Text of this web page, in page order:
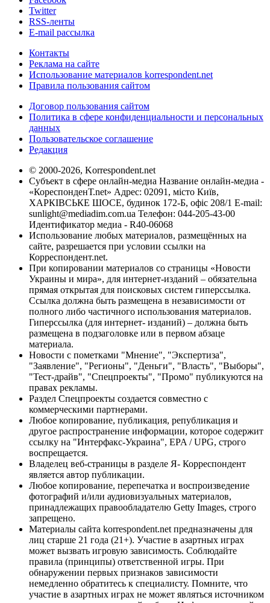
Twitter
RSS-ленты
E-mail рассылка
Контакты
Реклама на сайте
Использование материалов korrespondent.net
Правила пользования сайтом
Договор пользования сайтом
Политика в сфере конфиденциальности и персональных
данных
Пользовательское соглашение
Редакция
© 2000-2026, Korrespondent.net
Субъект в сфере онлайн-медиа Название онлайн-медиа -
«КореспонденТ.net» Адрес: 02091, місто Київ,
ХАРКІВСЬКЕ ШОСЕ, будинок 172-Б, офіс 208/1 E-mail:
sunlight@mediadim.com.ua Телефон: 044-205-43-00
Идентификатор медиа - R40-06068
Использование любых материалов, размещённых на
сайте, разрешается при условии ссылки на
Корреспондент.net.
При копировании материалов со страницы «Новости
Украины и мира», для интернет-изданий – обязательна
прямая открытая для поисковых систем гиперссылка.
Ссылка должна быть размещена в независимости от
полного либо частичного использования материалов.
Гиперссылка (для интернет- изданий) – должна быть
размещена в подзаголовке или в первом абзаце
материала.
Новости с пометками "Мнение", "Экспертиза",
"Заявление", "Регионы", "Деньги", "Власть", "Выборы",
"Тест-драйв", "Спецпроекты", "Промо" публикуются на
правах рекламы.
Раздел Спецпроекты создается совместно с
коммерческими партнерами.
Любое копирование, публикация, републикация и
другое распространение информации, которое содержит
ссылку на "Интерфакс-Украина", EPA / UPG, строго
воспрещается.
Владелец веб-страницы в разделе Я- Корреспондент
является автор публикации.
Любое копирование, перепечатка и воспроизведение
фотографий и/или аудиовизуальных материалов,
принадлежащих правообладателю Getty Images, строго
запрещено.
Материалы сайта korrespondent.net предназначены для
лиц старше 21 года (21+). Участие в азартных играх
может вызвать игровую зависимость. Соблюдайте
правила (принципы) ответственной игры. При
обнаружении первых признаков зависимости
немедленно обратитесь к специалисту. Помните, что
участие в азартных играх не может являться источником